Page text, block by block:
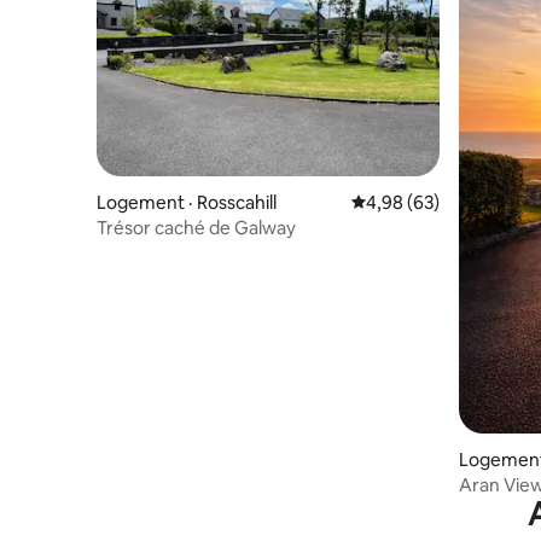
Logement · Rosscahill Note moyenne de
4,98 (63)
Trésor caché de Galway
Aran
pierre